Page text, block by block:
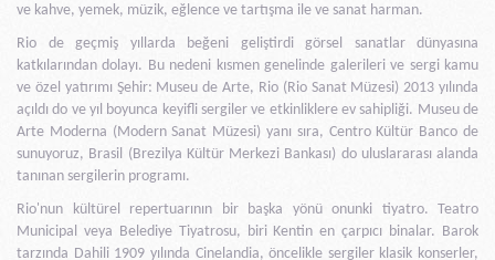
ve kahve, yemek, müzik, eğlence ve tartışma ile ve sanat harman.
Rio de geçmiş yıllarda beğeni geliştirdi görsel sanatlar dünyasına
katkılarından dolayı. Bu nedeni kısmen genelinde galerileri ve sergi kamu
ve özel yatırımı Şehir: Museu de Arte, Rio (Rio Sanat Müzesi) 2013 yılında
açıldı do ve yıl boyunca keyifli sergiler ve etkinliklere ev sahipliği. Museu de
Arte Moderna (Modern Sanat Müzesi) yanı sıra, Centro Kültür Banco de
sunuyoruz, Brasil (Brezilya Kültür Merkezi Bankası) do uluslararası alanda
tanınan sergilerin programı.
Rio'nun kültürel repertuarının bir başka yönü onunki tiyatro. Teatro
Municipal veya Belediye Tiyatrosu, biri Kentin en çarpıcı binalar. Barok
tarzında Dahili 1909 yılında Cinelandia, öncelikle sergiler klasik konserler,